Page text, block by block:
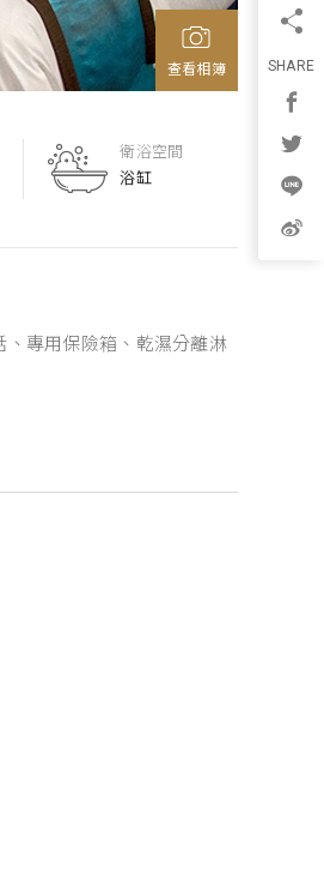
查看相簿
衛浴空間
浴缸
專用保險箱、乾濕分離淋
SHARE